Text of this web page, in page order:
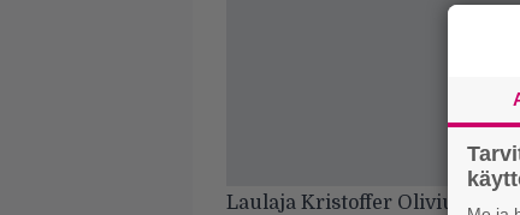
Laulaja Kristoffer Olivius